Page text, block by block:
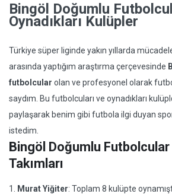
Bingöl Doğumlu
Oynadıkları Kulüpler
Türkiye süper liginde yakın yıllarda
arasında yaptığım araştırma çerçevesinde
futbolcular olan ve profesyonel olarak
saydım. Bu futbolcuları ve oynadıkları
paylaşarak benim gibi futbola ilgi duyan
istedim.
Bingöl Doğumlu Futbolcular
Takımları
1. Murat Yiğiter: Toplam 8 kulüpte